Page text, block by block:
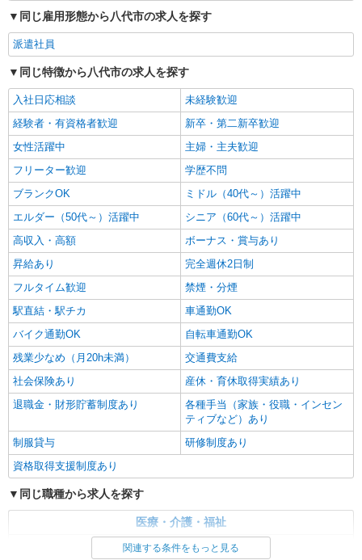
八代市＠有料老人ホーム◎上質な支援、納得
の報酬、充実研修♪
通費全支給(ガソリン代含む)＞
八代市内/交通費支給
キープ 詳細を見る
同じ雇用形態から八代市の求人を探す
派遣社員
同じ特徴から八代市の求人を探す
入社日応相談
未経験歓迎
経験者・有資格者歓迎
新卒・第二新卒歓迎
女性活躍中
主婦・主夫歓迎
フリーター歓迎
学歴不問
ブランクOK
ミドル（40代～）活躍中
エルダー（50代～）活躍中
シニア（60代～）活躍中
高収入・高額
ボーナス・賞与あり
昇給あり
完全週休2日制
フルタイム歓迎
禁煙・分煙
駅直結・駅チカ
車通勤OK
バイク通勤OK
自転車通勤OK
残業少なめ（月20h未満）
交通費支給
社会保険あり
産休・育休取得実績あり
退職金・財形貯蓄制度あり
各種手当（家族・役職・インセン
ティブなど）あり
制服貸与
研修制度あり
資格取得支援制度あり
同じ職種から求人を探す
医療・介護・福祉
関連する条件をもっと見る